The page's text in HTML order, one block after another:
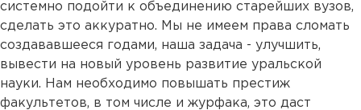
системно подойти к объединению старейших вузов,
сделать это аккуратно. Мы не имеем права сломать
создававшееся годами, наша задача - улучшить,
вывести на новый уровень развитие уральской
науки. Нам необходимо повышать престиж
факультетов, в том числе и журфака, это даст